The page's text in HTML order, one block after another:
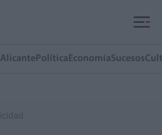
Alicante Política EconomíaSucesos